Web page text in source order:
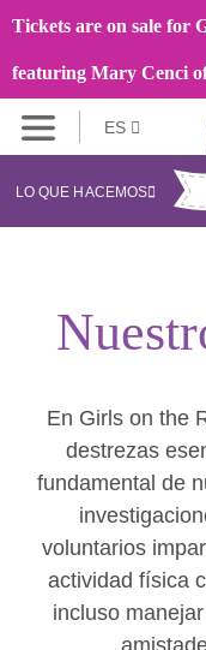
Tickets are on sale for
featuring Mary Cenci
ES
LO QUE HACEMOS
En Girls on the
destrezas
fundamental de
voluntarios
actividad física
incluso